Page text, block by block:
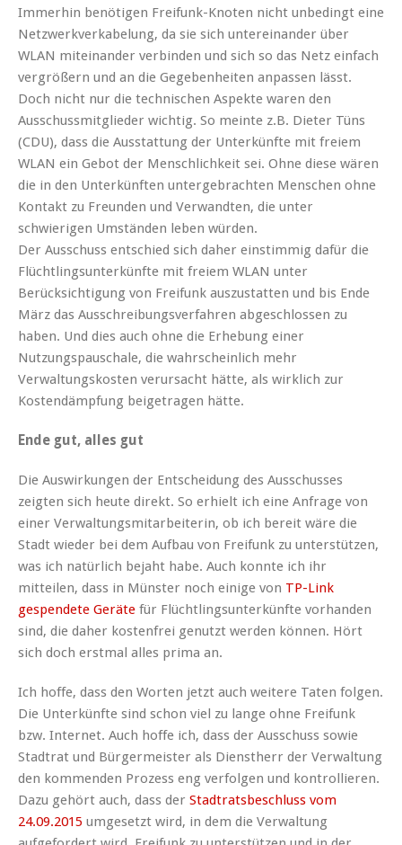
Immerhin benötigen Freifunk-Knoten nicht unbedingt eine
Netzwerkverkabelung, da sie sich untereinander über
WLAN miteinander verbinden und sich so das Netz einfach
vergrößern und an die Gegebenheiten anpassen lässt.
Doch nicht nur die technischen Aspekte waren den
Ausschussmitglieder wichtig. So meinte z.B. Dieter Tüns
(CDU), dass die Ausstattung der Unterkünfte mit freiem
WLAN ein Gebot der Menschlichkeit sei. Ohne diese wären
die in den Unterkünften untergebrachten Menschen ohne
Kontakt zu Freunden und Verwandten, die unter
schwierigen Umständen leben würden.
Der Ausschuss entschied sich daher einstimmig dafür die
Flüchtlingsunterkünfte mit freiem WLAN unter
Berücksichtigung von Freifunk auszustatten und bis Ende
März das Ausschreibungsverfahren abgeschlossen zu
haben. Und dies auch ohne die Erhebung einer
Nutzungspauschale, die wahrscheinlich mehr
Verwaltungskosten verursacht hätte, als wirklich zur
Kostendämpfung beigetragen hätte.
Ende gut, alles gut
Die Auswirkungen der Entscheidung des Ausschusses
zeigten sich heute direkt. So erhielt ich eine Anfrage von
einer Verwaltungsmitarbeiterin, ob ich bereit wäre die
Stadt wieder bei dem Aufbau von Freifunk zu unterstützen,
was ich natürlich bejaht habe. Auch konnte ich ihr
mitteilen, dass in Münster noch einige von TP-Link
gespendete Geräte für Flüchtlingsunterkünfte vorhanden
sind, die daher kostenfrei genutzt werden können. Hört
sich doch erstmal alles prima an.
Ich hoffe, dass den Worten jetzt auch weitere Taten folgen.
Die Unterkünfte sind schon viel zu lange ohne Freifunk
bzw. Internet. Auch hoffe ich, dass der Ausschuss sowie
Stadtrat und Bürgermeister als Dienstherr der Verwaltung
den kommenden Prozess eng verfolgen und kontrollieren.
Dazu gehört auch, dass der Stadtratsbeschluss vom
24.09.2015 umgesetzt wird, in dem die Verwaltung